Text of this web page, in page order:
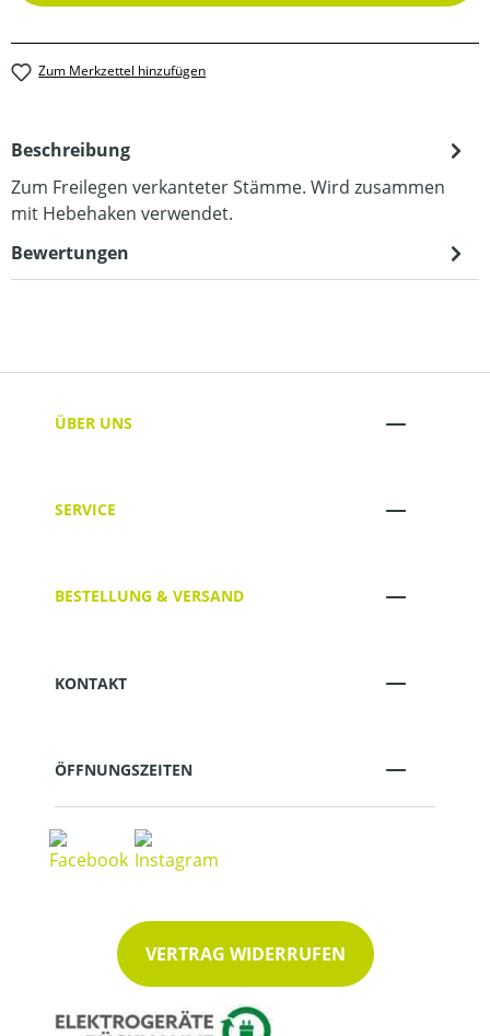
Zum Merkzettel hinzufügen
Beschreibung
Zum Freilegen verkanteter Stämme. Wird zusammen
mit Hebehaken verwendet.
Bewertungen
ÜBER UNS
SERVICE
BESTELLUNG & VERSAND
KONTAKT
ÖFFNUNGSZEITEN
VERTRAG WIDERRUFEN